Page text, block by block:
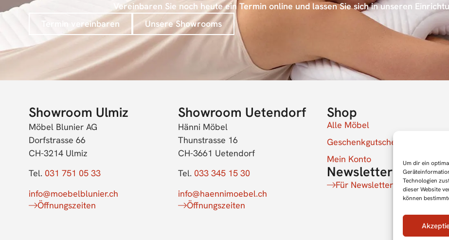
Um dir ein
Technologien
dieser Website
können
Vereinbaren Sie noch heute ein Termin online und lassen Sie sich in unseren
Termin vereinbaren
Unsere Showrooms
Showroom Ulmiz
Möbel Blunier AG
Dorfstrasse 66
CH-3214 Ulmiz
Tel. 031 751 05 33
info@moebelblunier.ch
Öffnungszeiten
Showroom Uetendorf
Hänni Möbel
Thunstrasse 16
CH-3661 Uetendorf
Tel. 033 345 15 30
info@haennimoebel.ch
Öffnungszeiten
Shop
Alle Möbel
Geschenkgutschein
Mein Konto
Newsletter
Für Newsletter anmelden